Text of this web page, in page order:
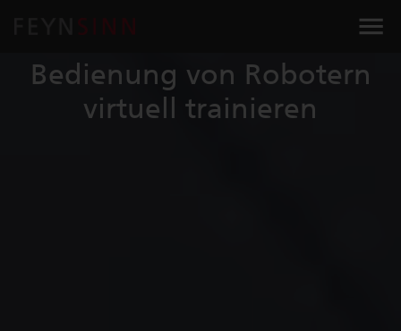
XR-ROBOCONTROL
Bedienung von Robotern
virtuell trainieren